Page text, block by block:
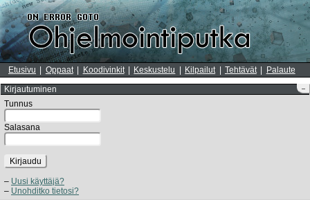
Etusivu Oppaat Koodivinkit Keskustelu Kilpailut Tehtävät Palaute
–
Kirjautuminen
Tunnus
Salasana
Kirjaudu
Uusi käyttäjä?
Unohditko tietosi?